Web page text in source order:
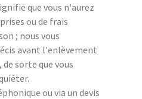
que vous n'aurez
ou de frais
; nous vous
avant l'enlèvement
sorte que vous
ou via un devis